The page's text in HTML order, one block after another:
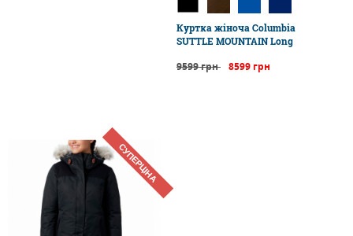
Куртка жіноча Columbia
SUTTLE MOUNTAIN Long
9599 грн 8599 грн
СУПЕРЦІНА